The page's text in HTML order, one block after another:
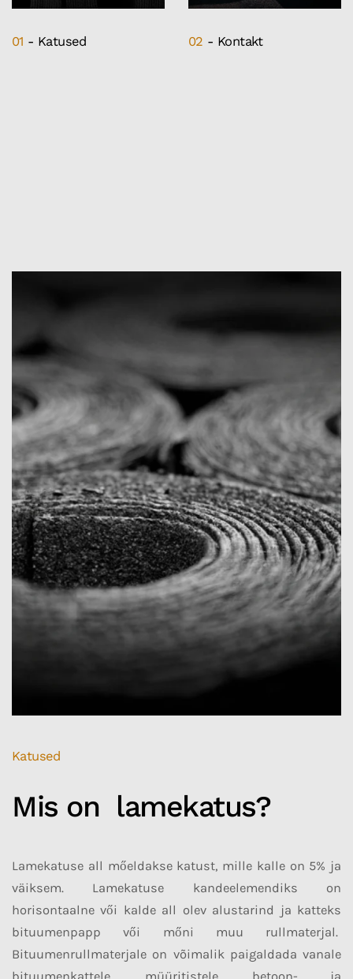
01 - Katused 02 - Kontakt
Katused
Mis on lamekatus?
Lamekatuse all mőeldakse katust, mille kalle on 5% ja
väiksem. Lamekatuse kandeelemendiks on
horisontaalne vői kalde all olev alustarind ja katteks
bituumenpapp vői mőni muu rullmaterjal.
Bituumenrullmaterjale on võimalik paigaldada vanale